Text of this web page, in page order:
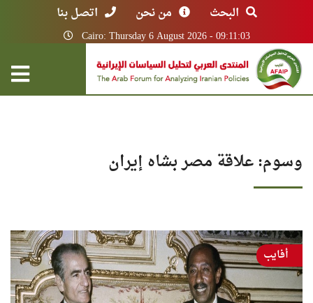
البحث من نحن اتصل بنا
Cairo: Thursday 6 August 2026 - 09:11:03
وسوم: علاقة مصر بشاه إيران
أفايب